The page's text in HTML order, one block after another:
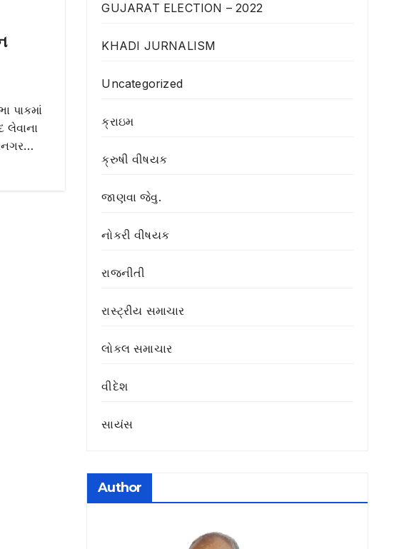
પાકમાં
લેવાના
GUJARAT ELECTION – 2022
KHADI JURNALISM
Uncategorized
ક્રાઇમ
ક્રુષી વીષયક
જાણવા જેવુ.
નોકરી વીષયક
રાજનીતી
રાસ્ટ્રીય સમાચાર
લોકલ સમાચાર
વીદેશ
સાયંસ
Author